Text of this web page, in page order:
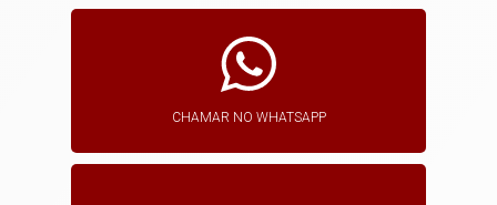
CHAMAR NO WHATSAPP